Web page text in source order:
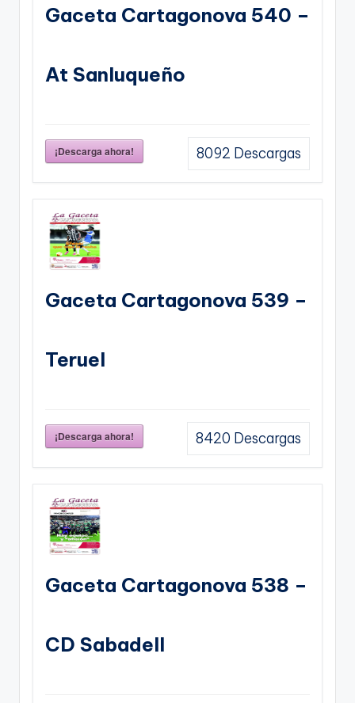
Gaceta Cartagonova 540 –
At Sanluqueño
¡Descarga ahora! 8092 Descargas
Gaceta Cartagonova 539 –
Teruel
¡Descarga ahora! 8420 Descargas
Gaceta Cartagonova 538 –
CD Sabadell